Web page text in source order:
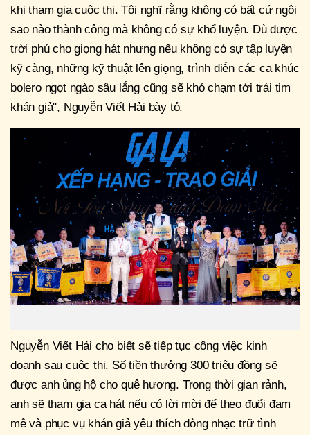
khi tham gia cuộc thi. Tôi nghĩ rằng không có bất cứ ngôi
sao nào thành công mà không có sự khổ luyện. Dù được
trời phú cho giọng hát nhưng nếu không có sự tập luyện
kỹ càng, những kỹ thuật lên giọng, trình diễn các ca khúc
bolero ngọt ngào sâu lắng cũng sẽ khó chạm tới trái tim
khán giả", Nguyễn Viết Hải bày tỏ.
Nguyễn Viết Hải cho biết sẽ tiếp tục công việc kinh
doanh sau cuộc thi. Số tiền thưởng 300 triệu đồng sẽ
được anh ủng hộ cho quê hương. Trong thời gian rảnh,
anh sẽ tham gia ca hát nếu có lời mời để theo đuổi đam
mê và phục vụ khán giả yêu thích dòng nhạc trữ tình